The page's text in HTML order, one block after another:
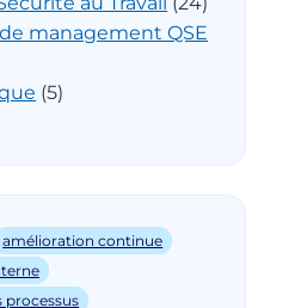
management QSE
(5)
amélioration continue
processus